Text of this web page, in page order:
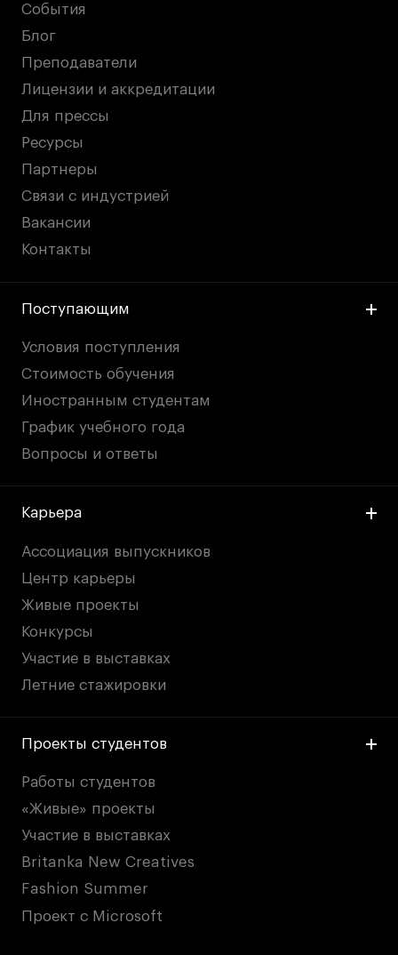
События
Блог
Преподаватели
Лицензии и аккредитации
Для прессы
Ресурсы
Партнеры
Связи с индустрией
Вакансии
Контакты
Поступающим
Условия поступления
Стоимость обучения
Иностранным студентам
График учебного года
Вопросы и ответы
Карьера
Ассоциация выпускников
Центр карьеры
Живые проекты
Конкурсы
Участие в выставках
Летние стажировки
Проекты студентов
Работы студентов
«Живые» проекты
Участие в выставках
Britanka New Creatives
Fashion Summer
Проект с Microsoft